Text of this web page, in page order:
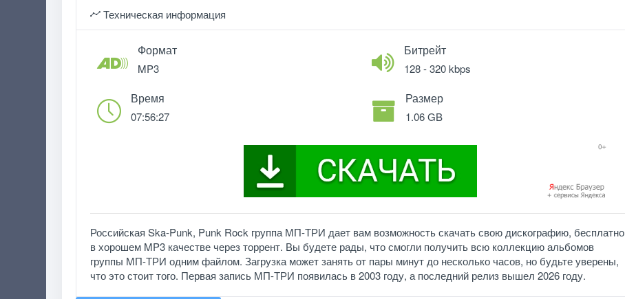
Техническая информация
Формат
MP3
Битрейт
128 - 320 kbps
Время
07:56:27
Размер
1.06 GB
Российская Ska-Punk, Punk Rock группа МП-ТРИ дает вам возможность скачать свою дискографию, бесплатно
в хорошем MP3 качестве через торрент. Вы будете рады, что смогли получить всю коллекцию альбомов
группы МП-ТРИ одним файлом. Загрузка может занять от пары минут до несколько часов, но будьте уверены,
что это стоит того. Первая запись МП-ТРИ появилась в 2003 году, а последний релиз вышел 2026 году.